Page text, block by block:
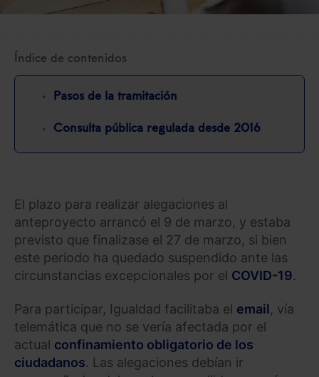
Índice de contenidos
Pasos de la tramitación
Consulta pública regulada desde 2016
El plazo para realizar alegaciones al
anteproyecto arrancó el 9 de marzo, y estaba
previsto que finalizase el 27 de marzo, si bien
este periodo ha quedado suspendido ante las
circunstancias excepcionales por el COVID-19.
Para participar, Igualdad facilitaba el email, vía
telemática que no se vería afectada por el
actual confinamiento obligatorio de los
ciudadanos. Las alegaciones debían ir